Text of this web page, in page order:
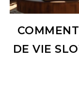
DE VIE